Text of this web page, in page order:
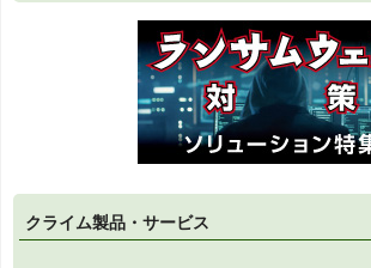
クライム製品・サービス